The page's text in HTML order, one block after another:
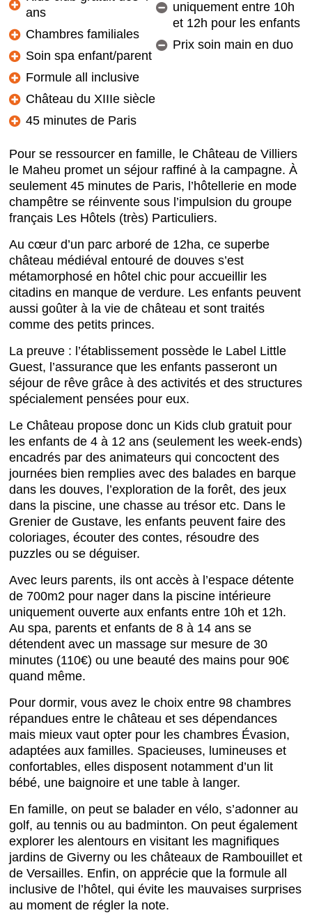
ans
Chambres familiales
Soin spa enfant/parent
Formule all inclusive
Château du XIIIe siècle
45 minutes de Paris
uniquement entre 10h
et 12h pour les enfants
Prix soin main en duo
Pour se ressourcer en famille, le Château de Villiers
le Maheu promet un séjour raffiné à la campagne. À
seulement 45 minutes de Paris, l’hôtellerie en mode
champêtre se réinvente sous l’impulsion du groupe
français Les Hôtels (très) Particuliers.
Au cœur d’un parc arboré de 12ha, ce superbe
château médiéval entouré de douves s’est
métamorphosé en hôtel chic pour accueillir les
citadins en manque de verdure. Les enfants peuvent
aussi goûter à la vie de château et sont traités
comme des petits princes.
La preuve : l’établissement possède le Label Little
Guest, l’assurance que les enfants passeront un
séjour de rêve grâce à des activités et des structures
spécialement pensées pour eux.
Le Château propose donc un Kids club gratuit pour
les enfants de 4 à 12 ans (seulement les week-ends)
encadrés par des animateurs qui concoctent des
journées bien remplies avec des balades en barque
dans les douves, l’exploration de la forêt, des jeux
dans la piscine, une chasse au trésor etc. Dans le
Grenier de Gustave, les enfants peuvent faire des
coloriages, écouter des contes, résoudre des
puzzles ou se déguiser.
Avec leurs parents, ils ont accès à l’espace détente
de 700m2 pour nager dans la piscine intérieure
uniquement ouverte aux enfants entre 10h et 12h.
Au spa, parents et enfants de 8 à 14 ans se
détendent avec un massage sur mesure de 30
minutes (110€) ou une beauté des mains pour 90€
quand même.
Pour dormir, vous avez le choix entre 98 chambres
répandues entre le château et ses dépendances
mais mieux vaut opter pour les chambres Évasion,
adaptées aux familles. Spacieuses, lumineuses et
confortables, elles disposent notamment d’un lit
bébé, une baignoire et une table à langer.
En famille, on peut se balader en vélo, s’adonner au
golf, au tennis ou au badminton. On peut également
explorer les alentours en visitant les magnifiques
jardins de Giverny ou les châteaux de Rambouillet et
de Versailles. Enfin, on apprécie que la formule all
inclusive de l’hôtel, qui évite les mauvaises surprises
au moment de régler la note.